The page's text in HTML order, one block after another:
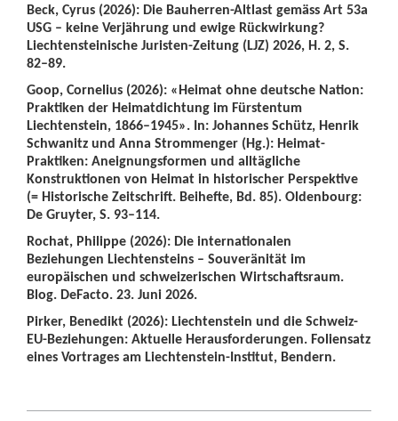
Beck, Cyrus (2026): Die Bauherren-Altlast gemäss Art 53a
USG – keine Verjährung und ewige Rückwirkung?
Liechtensteinische Juristen-Zeitung (LJZ) 2026, H. 2, S.
82–89.
Goop, Cornelius (2026): «Heimat ohne deutsche Nation:
Praktiken der Heimatdichtung im Fürstentum
Liechtenstein, 1866–1945». In: Johannes Schütz, Henrik
Schwanitz und Anna Strommenger (Hg.): Heimat-
Praktiken: Aneignungsformen und alltägliche
Konstruktionen von Heimat in historischer Perspektive
(= Historische Zeitschrift. Beihefte, Bd. 85). Oldenbourg:
De Gruyter, S. 93–114.
Rochat, Philippe (2026): Die internationalen
Beziehungen Liechtensteins – Souveränität im
europäischen und schweizerischen Wirtschaftsraum.
Blog. DeFacto. 23. Juni 2026.
Pirker, Benedikt (2026): Liechtenstein und die Schweiz-
EU-Beziehungen: Aktuelle Herausforderungen. Foliensatz
eines Vortrages am Liechtenstein-Institut, Bendern.